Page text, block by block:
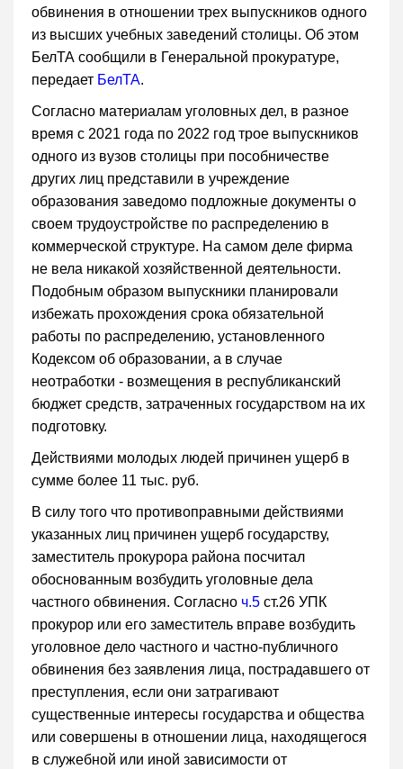
обвинения в отношении трех выпускников одного
из высших учебных заведений столицы. Об этом
БелТА сообщили в Генеральной прокуратуре,
передает БелТА.
Согласно материалам уголовных дел, в разное
время с 2021 года по 2022 год трое выпускников
одного из вузов столицы при пособничестве
других лиц представили в учреждение
образования заведомо подложные документы о
своем трудоустройстве по распределению в
коммерческой структуре. На самом деле фирма
не вела никакой хозяйственной деятельности.
Подобным образом выпускники планировали
избежать прохождения срока обязательной
работы по распределению, установленного
Кодексом об образовании, а в случае
неотработки - возмещения в республиканский
бюджет средств, затраченных государством на их
подготовку.
Действиями молодых людей причинен ущерб в
сумме более 11 тыс. руб.
В силу того что противоправными действиями
указанных лиц причинен ущерб государству,
заместитель прокурора района посчитал
обоснованным возбудить уголовные дела
частного обвинения. Согласно ч.5 ст.26 УПК
прокурор или его заместитель вправе возбудить
уголовное дело частного и частно-публичного
обвинения без заявления лица, пострадавшего от
преступления, если они затрагивают
существенные интересы государства и общества
или совершены в отношении лица, находящегося
в служебной или иной зависимости от